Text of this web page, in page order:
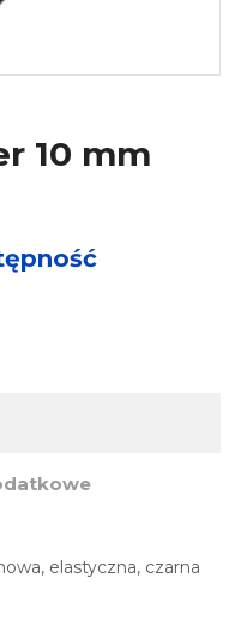
10 mm
elastyczna, czarna